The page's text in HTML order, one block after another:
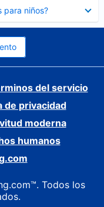
para niños?
del servicio
de privacidad
moderna
humanos
Todos los